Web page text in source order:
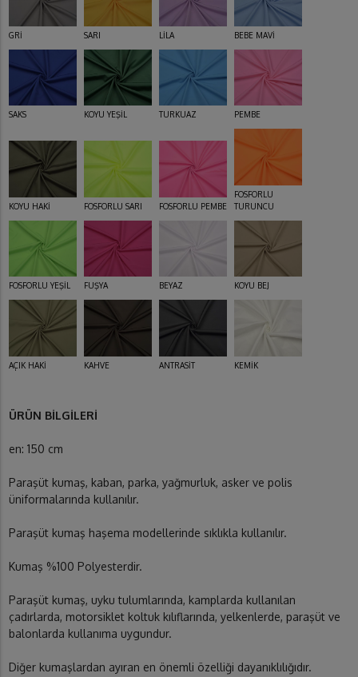
GRİ SARI LİLA BEBE MAVİ
SAKS KOYU YEŞİL TURKUAZ PEMBE
KOYU HAKİ FOSFORLU SARI FOSFORLU PEMBE
FOSFORLU
TURUNCU
FOSFORLU YEŞİL FUŞYA BEYAZ KOYU BEJ
AÇIK HAKİ KAHVE ANTRASİT KEMİK
ÜRÜN BİLGİLERİ
en: 150 cm
Paraşüt kumaş, kaban, parka, yağmurluk, asker ve polis
üniformalarında kullanılır.
Paraşüt kumaş haşema modellerinde sıklıkla kullanılır.
Kumaş %100 Polyesterdir.
Paraşüt kumaş, uyku tulumlarında, kamplarda kullanılan
çadırlarda, motorsiklet koltuk kılıflarında, yelkenlerde, paraşüt ve
balonlarda kullanıma uygundur.
Diğer kumaşlardan ayıran en önemli özelliği dayanıklılığıdır.